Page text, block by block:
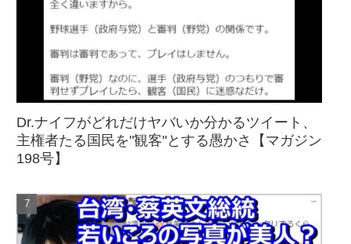
Dr.ナイフがどれだけヤバいか分かるツイート、
主権者たる国民を"観客"とする愚かさ【マガジン
198号】